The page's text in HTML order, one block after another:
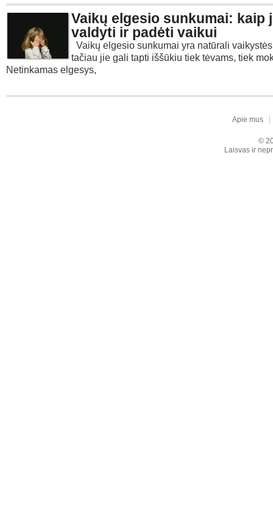
Vaikų elgesio sunkumai: kaip
valdyti ir padėti vaikui
Vaikų elgesio sunkumai yra natūrali
tačiau jie gali tapti iššūkiu tiek tėvams, tiek
Netinkamas elgesys,
Apie mus
©
Laisvas ir